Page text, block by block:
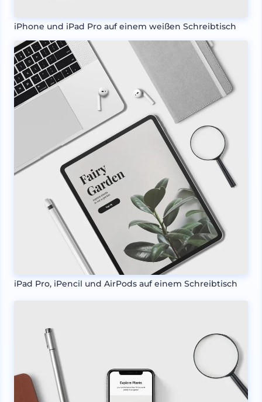
iPhone und iPad Pro auf einem weißen Schreibtisch
iPad Pro, iPencil und AirPods auf einem Schreibtisch